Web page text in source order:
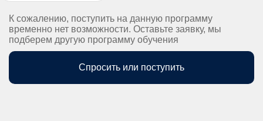
К сожалению, поступить на данную программу
временно нет возможности. Оставьте заявку, мы
подберем другую программу обучения
Спросить или поступить